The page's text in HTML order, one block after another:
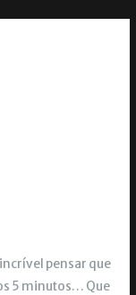
pensar que
5 minutos… Que